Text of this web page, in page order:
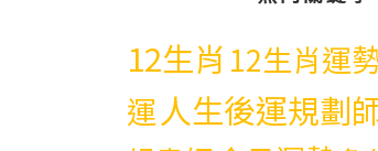
12生肖 12生肖運
運人生後運規劃